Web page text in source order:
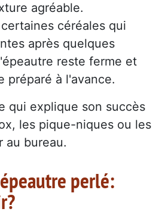
agréable.
céréales qui
après quelques
reste ferme et
préparé à l'avance.
qui explique son succès
les pique-niques ou les
au bureau.
perlé: